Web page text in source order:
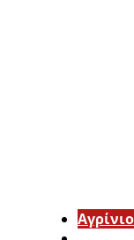
Aγρίνιο